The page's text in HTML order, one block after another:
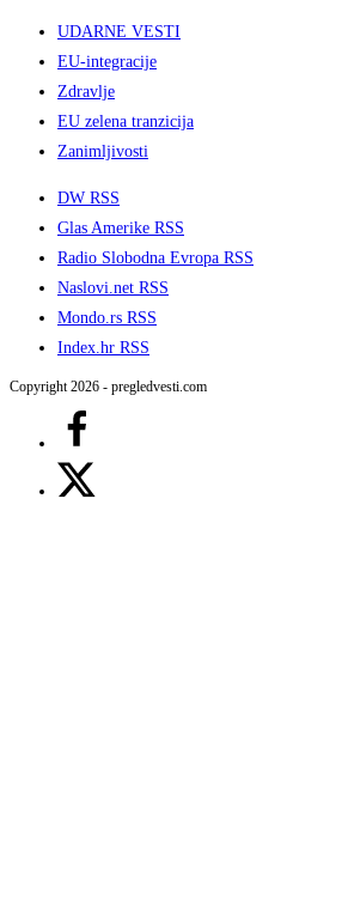
UDARNE VESTI
EU-integracije
Zdravlje
EU zelena tranzicija
Zanimljivosti
DW RSS
Glas Amerike RSS
Radio Slobodna Evropa RSS
Naslovi.net RSS
Mondo.rs RSS
Index.hr RSS
Copyright 2026 - pregledvesti.com